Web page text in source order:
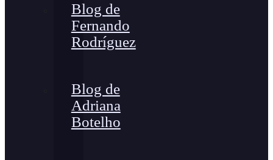
Blog de
Fernando
Rodríguez
Blog de
Adriana
Botelho